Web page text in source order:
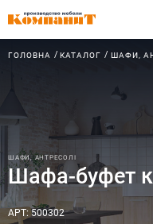
ГОЛОВНА КАТАЛОГ ШАФИ,
ШАФИ, АНТРЕСОЛІ
Шафа-буфет
АРТ: 500302